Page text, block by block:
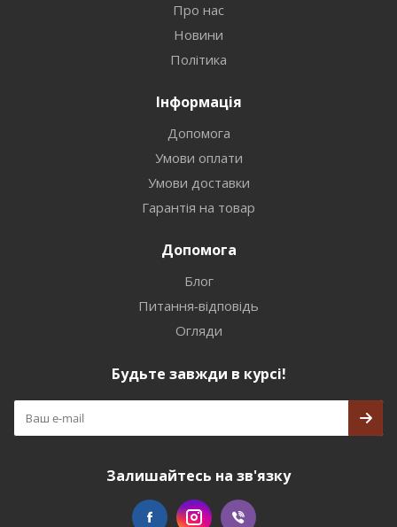
Про нас
Новини
Політика
Інформація
Допомога
Умови оплати
Умови доставки
Гарантія на товар
Допомога
Блог
Питання-відповідь
Огляди
Будьте завжди в курсі!
Залишайтесь на зв'язку